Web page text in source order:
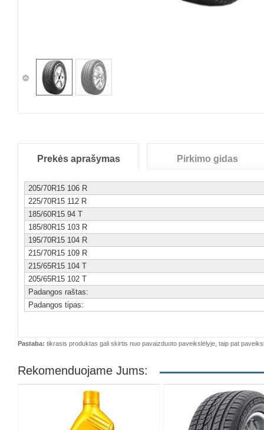
Prekės aprašymas Pirkimo gidas
205/70R15 106 R
225/70R15 112 R
185/60R15 94 T
185/80R15 103 R
195/70R15 104 R
215/70R15 109 R
215/65R15 104 T
205/65R15 102 T
Padangos raštas:
Padangos tipas:
Pastaba: tikrasis produktas gali skirtis nuo pavaizduoto paveikslėlyje, taip pat
Rekomenduojame Jums: